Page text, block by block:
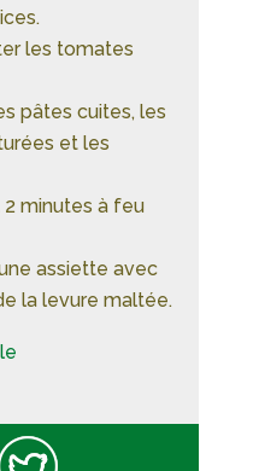
les tomates
pâtes cuites, les
et les
2 minutes à feu
assiette avec
la levure maltée.